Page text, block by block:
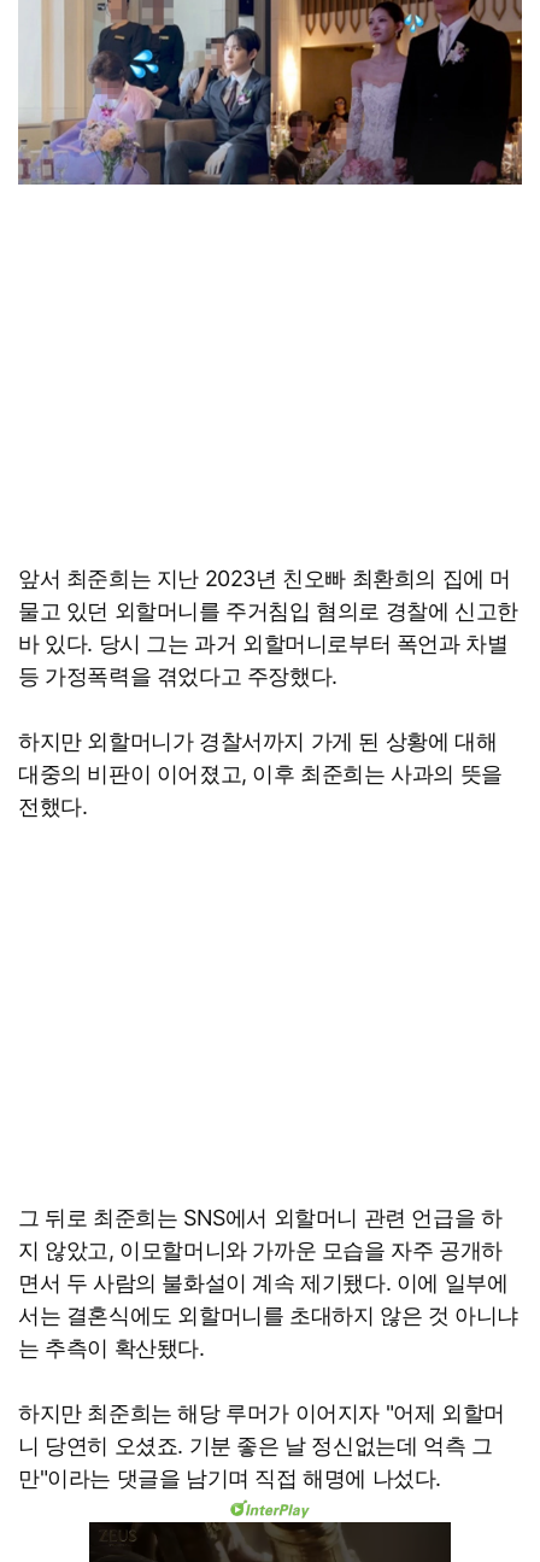
앞서 최준희는 지난 2023년 친오빠 최환희의 집에 머
물고 있던 외할머니를 주거침입 혐의로 경찰에 신고한
바 있다. 당시 그는 과거 외할머니로부터 폭언과 차별
등 가정폭력을 겪었다고 주장했다.
하지만 외할머니가 경찰서까지 가게 된 상황에 대해
대중의 비판이 이어졌고, 이후 최준희는 사과의 뜻을
전했다.
그 뒤로 최준희는 SNS에서 외할머니 관련 언급을 하
지 않았고, 이모할머니와 가까운 모습을 자주 공개하
면서 두 사람의 불화설이 계속 제기됐다. 이에 일부에
서는 결혼식에도 외할머니를 초대하지 않은 것 아니냐
는 추측이 확산됐다.
하지만 최준희는 해당 루머가 이어지자 "어제 외할머
니 당연히 오셨죠. 기분 좋은 날 정신없는데 억측 그
만"이라는 댓글을 남기며 직접 해명에 나섰다.